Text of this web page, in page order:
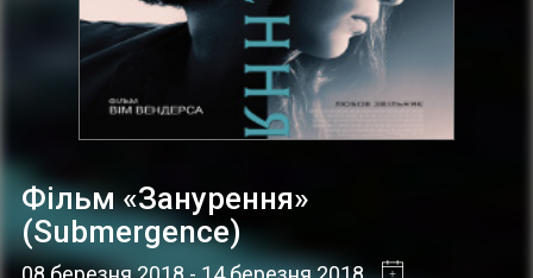
Фільм «Занурення»
(Submergence)